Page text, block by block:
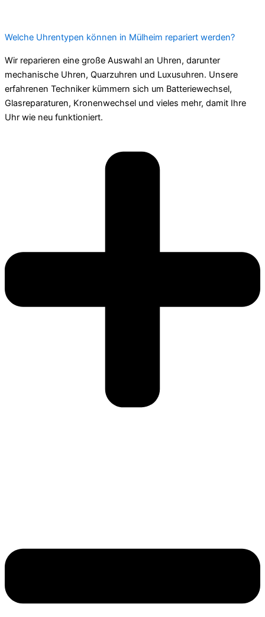
Welche Uhrentypen können in Mülheim repariert werden?
Wir reparieren eine große Auswahl an Uhren, darunter
mechanische Uhren, Quarzuhren und Luxusuhren. Unsere
erfahrenen Techniker kümmern sich um Batteriewechsel,
Glasreparaturen, Kronenwechsel und vieles mehr, damit Ihre
Uhr wie neu funktioniert.